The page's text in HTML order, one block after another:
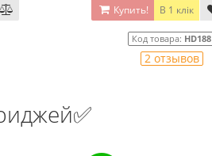
Купить! В 1 клік
Код товара: HD188
2 отзывов